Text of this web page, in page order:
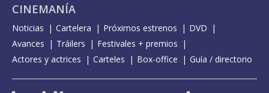
CINEMANÍA
Noticias Cartelera Próximos estrenos
DVD
Avances
Tráilers
Festivales + premios
Actores y actrices
Carteles Box-office Guía / directorio